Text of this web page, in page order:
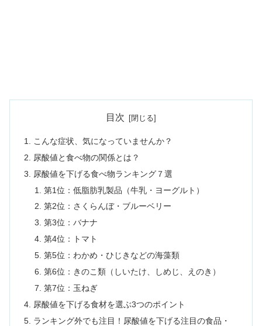
目次
こんな症状、気になっていませんか？
尿酸値と食べ物の関係とは？
尿酸値を下げる食べ物ランキング７選
第1位：低脂肪乳製品（牛乳・ヨーグルト）
第2位：さくらんぼ・ブルーベリー
第3位：バナナ
第4位：トマト
第5位：わかめ・ひじきなどの海藻類
第6位：きのこ類（しいたけ、しめじ、えのき）
第7位：玉ねぎ
尿酸値を下げる食材を選ぶ3つのポイント
ランキング外でも注目！尿酸値を下げる注目の食品・